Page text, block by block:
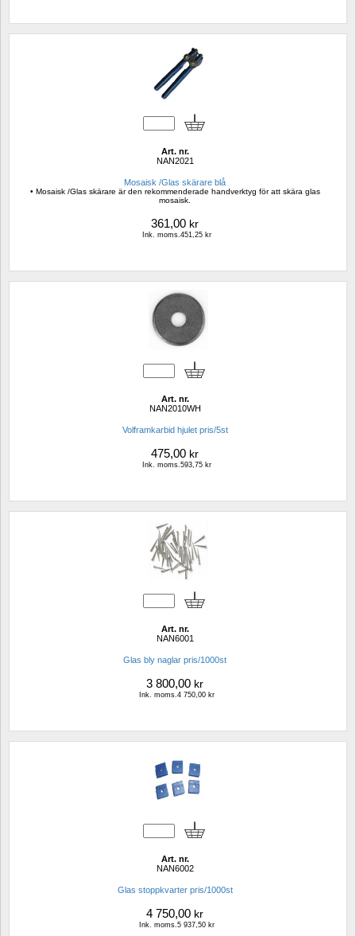
Art. nr.
NAN2021
Mosaisk /Glas skärare blå
• Mosaisk /Glas skärare är den rekommenderade handverktyg för att skära glas
mosaisk.
361,00 kr
Ink. moms.451,25 kr
Art. nr.
NAN2010WH
Volframkarbid hjulet pris/5st
475,00 kr
Ink. moms.593,75 kr
Art. nr.
NAN6001
Glas bly naglar pris/1000st
3 800,00 kr
Ink. moms.4 750,00 kr
Art. nr.
NAN6002
Glas stoppkvarter pris/1000st
4 750,00 kr
Ink. moms.5 937,50 kr